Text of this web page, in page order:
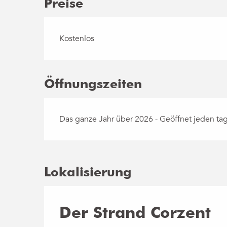
Preise
Kostenlos
Öffnungszeiten
Das ganze Jahr über 2026 - Geöffnet jeden
Lokalisierung
Der Strand Corzent